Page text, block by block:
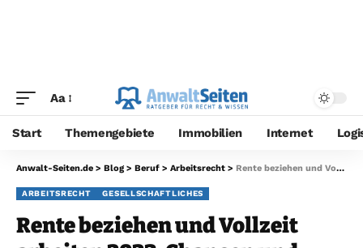
Aa
Start Themengebiete Immobilien Internet
Anwalt-Seiten.de > Blog > Beruf > Arbeitsrecht > Rente beziehen und Vollzeit arbeiten 2023: Chancen und Herausforderungen
ARBEITSRECHT GESELLSCHAFTLICHES
Rente beziehen und Vollzeit